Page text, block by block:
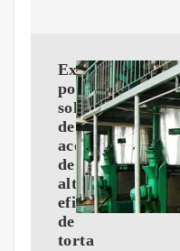
Extracción
por
solvente
de
aceite
de
alta
eficiencia
de
torta